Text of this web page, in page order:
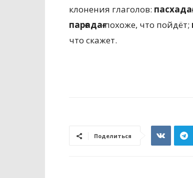
клонения глаголов: пасхадағ
парғадағпохоже, что пойдёт;
что скажет.
Поделиться